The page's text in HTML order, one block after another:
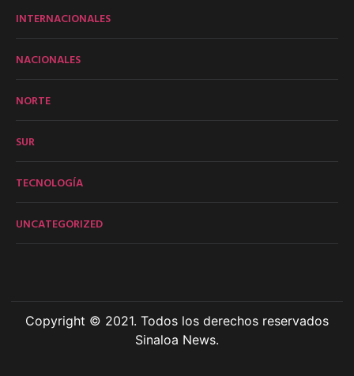
INTERNACIONALES
NACIONALES
NORTE
SUR
TECNOLOGÍA
UNCATEGORIZED
Copyright © 2021. Todos los derechos reservados
Sinaloa News.